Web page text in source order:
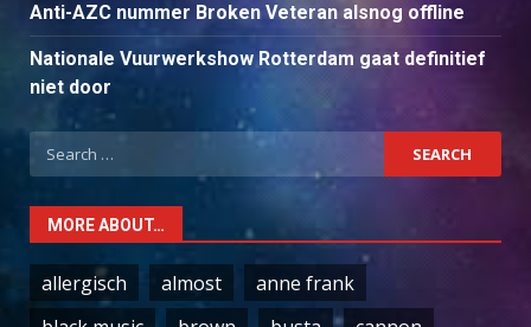
Anti-AZC nummer Broken Veteran alsnog offline
Nationale Vuurwerkshow Rotterdam gaat definitief
niet door
Search
for:
MORE ABOUT…
allergisch almost
anne frank